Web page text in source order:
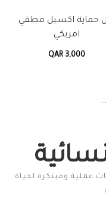
حماية اكسبل مطفي
امريكي
QAR 3,000
عملية ومبتكرة لحياة